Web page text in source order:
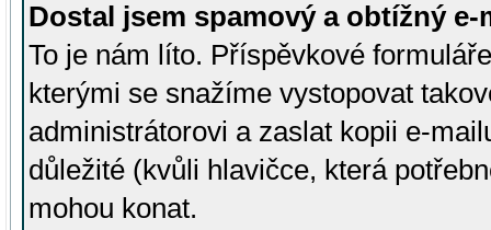
Dostal jsem spamový a obtížný
To je nám líto. Příspěvkové
kterými se snažíme vystopovat
administrátorovi a zaslat kopii e-
důležité (kvůli hlavičce, která
mohou konat.